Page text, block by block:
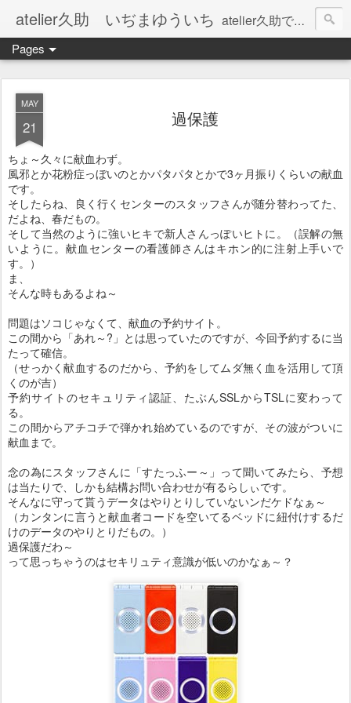
atelier久助 いぢまゆういち atelier久助では土と火から暖かなモノたちを生み出しています。 ご覧になられた方が和んで頂ければ幸いです。
Pages
MAY
21 過保護
ちょ～久々に献血わず。
風邪とか花粉症っぼいのとかパタパタとかで3ヶ月振りくらいの献血
です。
そしたらね、良く行くセンターのスタッフさんが随分替わってた、
だよね、春だもの。
そして当然のように強いヒキで新人さんっぽいヒトに。（誤解の無
いように。献血センターの看護師さんはキホン的に注射上手いで
す。）
ま、
そんな時もあるよね～
問題はソコじゃなくて、献血の予約サイト。
この間から「あれ～?」とは思っていたのですが、今回予約するに当
たって確信。
（せっかく献血するのだから、予約をしてムダ無く血を活用して頂
くのが吉）
予約サイトのセキュリティ認証、たぶんSSLからTSLに変わって
る。
この間からアチコチで弾かれ始めているのですが、その波がついに
献血まで。
念の為にスタッフさんに「すたっふー～」って聞いてみたら、予想
は当たりで、しかも結構お問い合わせが有るらしぃです。
そんなに守って貰うデータはやりとりしていないンだケドなぁ～
（カンタンに言うと献血者コードを空いてるベッドに紐付けするだ
けのデータのやりとりだもの。）
過保護だわ～
って思っちゃうのはセキリュティ意識が低いのかなぁ～？